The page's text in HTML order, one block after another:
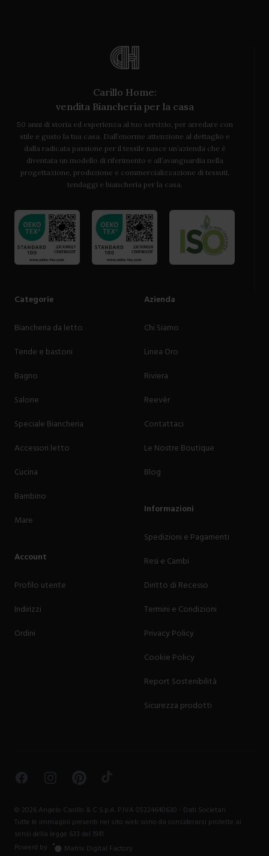
Carillo Home:
vendita Biancheria per la casa
50 anni di storia ed esperienza al tuo servizio, per arredare con
stile e gusto la tua casa. Dall’enorme attenzione al dettaglio e
dalla radicata passione per il tessile nasce un’azienda che è
diventata un modello di riferimento e all’avanguardia nella
progettazione, produzione e commercializzazione di tessuti,
tendaggi e biancheria per la casa.
Categorie
Biancheria da letto
Tende e bastoni
Bagno
Salone
Speciale Biancheria
Accessori letto
Cucina
Bambino
Mare
Account
Profilo utente
Indirizzi
Ordini
Azienda
Chi Siamo
Linea Oro
Riviera
Reevèr
Contattaci
Le Nostre Boutique
Blog
Informazioni
Spedizioni e Pagamenti
Resi e Cambi
Diritto di Recesso
Termini e Condizioni
Privacy Policy
Cookie Policy
Report Sostenibilità
Sicurezza prodotti
FacebookInstagramPinterestTikTok
© 2026 Angelo Carillo & C S.p.A. P.IVA 05224640630 - Dati Societari
Tutte le immagini presenti nel sito web sono da considerarsi protette ai
sensi della legge 633 del 1941.
Powerd by
Matrix Digital Factory